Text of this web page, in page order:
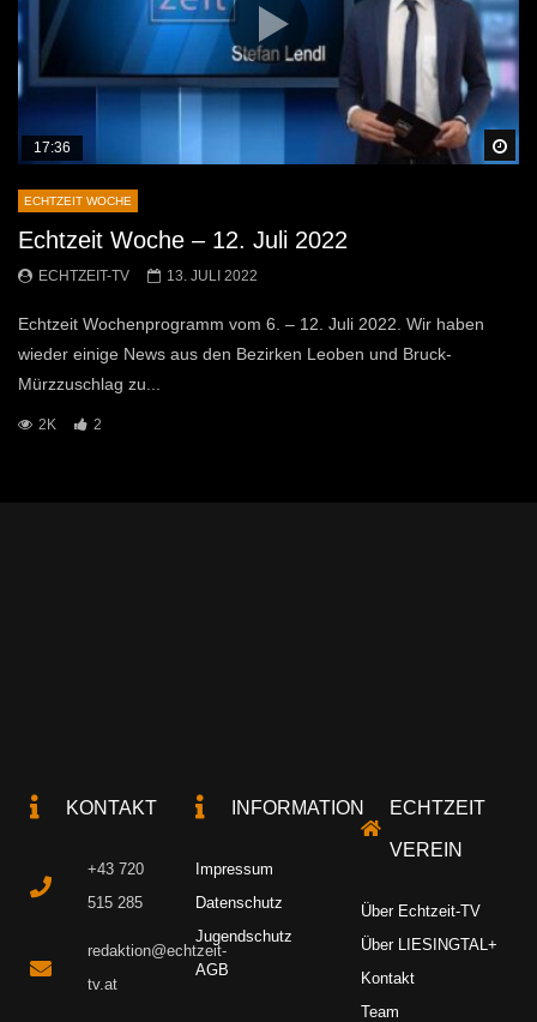
17:36
ECHTZEIT WOCHE
Echtzeit Woche – 12. Juli 2022
ECHTZEIT-TV 13. JULI 2022
Echtzeit Wochenprogramm vom 6. – 12. Juli 2022. Wir haben
wieder einige News aus den Bezirken Leoben und Bruck-
Mürzzuschlag zu...
2K 2
KONTAKT
+43 720
515 285
redaktion@echtzeit-
tv.at
INFORMATION
Impressum
Datenschutz
Jugendschutz
AGB
ECHTZEIT
VEREIN
Über Echtzeit-TV
Über LIESINGTAL+
Kontakt
Team